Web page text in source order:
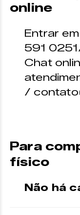
online
Entrar
591
Chat
/
Para
físico
Não há